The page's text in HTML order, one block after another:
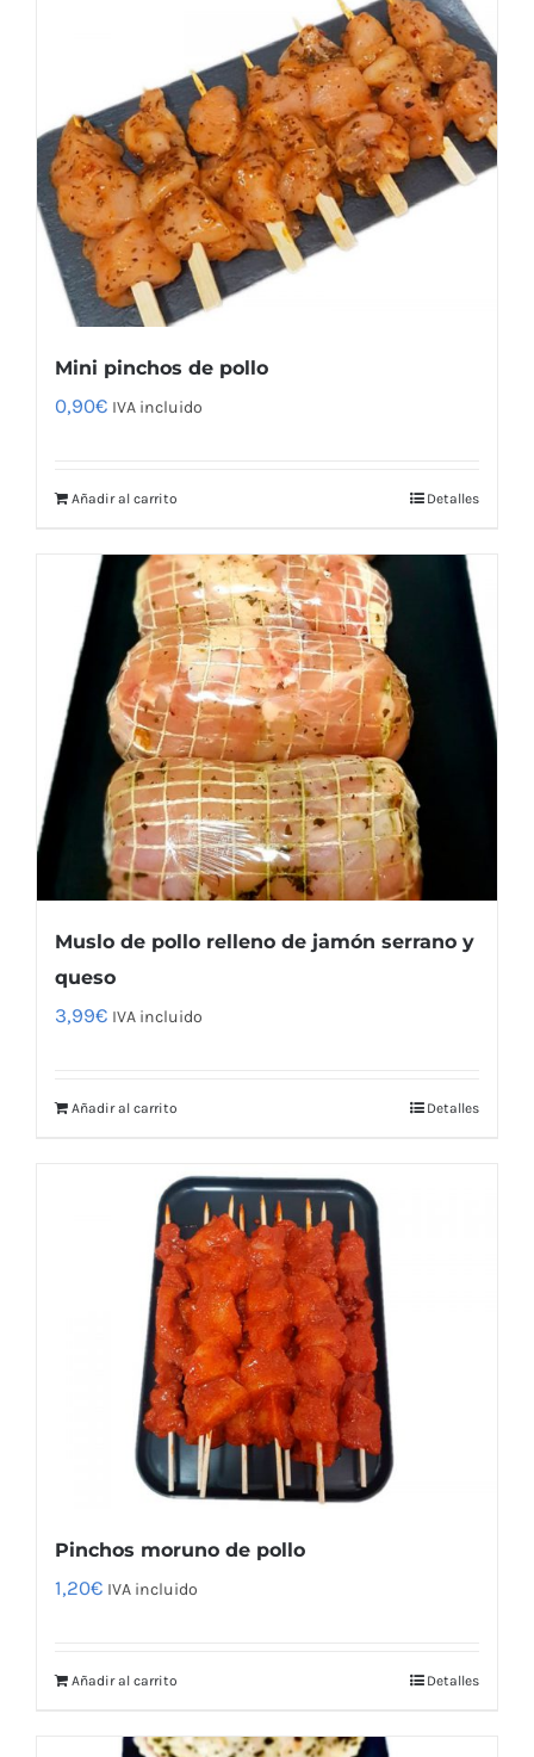
Mini pinchos de pollo
0,90€ IVA incluido
Añadir al carrito Detalles
Muslo de pollo relleno de jamón serrano y
queso
3,99€ IVA incluido
Añadir al carrito Detalles
Pinchos moruno de pollo
1,20€ IVA incluido
Añadir al carrito Detalles